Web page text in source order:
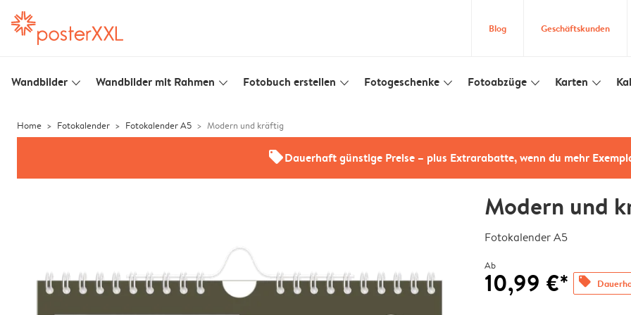
Blog Geschäftskunden
Wandbilder slim_arrow_down Wandbilder mit Rahmen slim_arrow_down Fotobuch erstellen slim_arrow_down Fotogeschenke slim_arrow_down Fotoabzüge slim_arrow_down Karten slim_arrow_down
Home Fotokalender Fotokalender A5 Modern und kräftig
offersDauerhaft günstige Preise – plus Extrarabatte, wenn du mehr
Modern und
Fotokalender A5
Ab
10,99 €* offers